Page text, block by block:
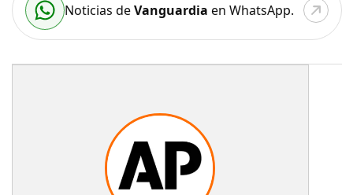
Noticias deVanguardia en WhatsApp.